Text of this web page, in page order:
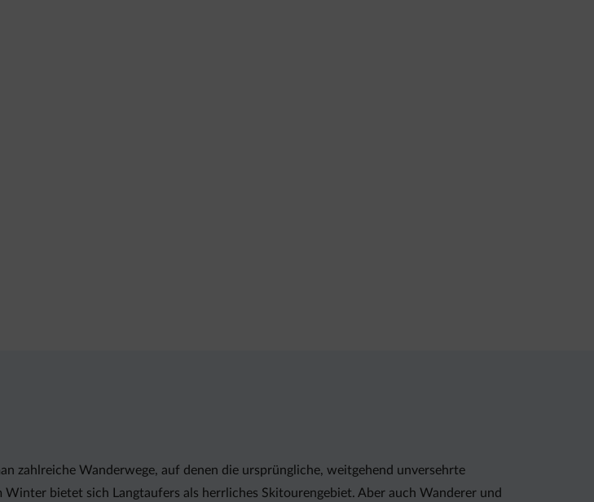
zahlreiche Wanderwege, auf denen die ursprüngliche, weitgehend unversehrte
bietet sich Langtaufers als herrliches Skitourengebiet. Aber auch Wanderer und